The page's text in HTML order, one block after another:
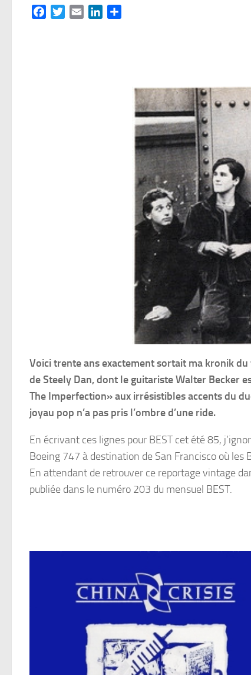
FacebookTwitterEmail LinkedIn
Voici trente ans exactement sortait ma kronik
de Steely Dan, dont le guitariste Walter Becker
The Imperfection» aux irrésistibles accents du
joyau pop n’a pas pris l’ombre d’une ride.
En écrivant ces lignes pour BEST cet été 85,
Boeing 747 à destination de San Francisco où
En attendant de retrouver ce reportage vintage
publiée dans le numéro 203 du mensuel BEST.